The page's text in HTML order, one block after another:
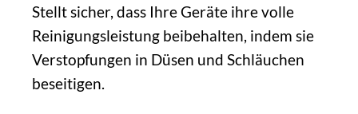
Stellt sicher, dass Ihre Geräte ihre volle
Reinigungsleistung beibehalten, indem sie
Verstopfungen in Düsen und Schläuchen
beseitigen.